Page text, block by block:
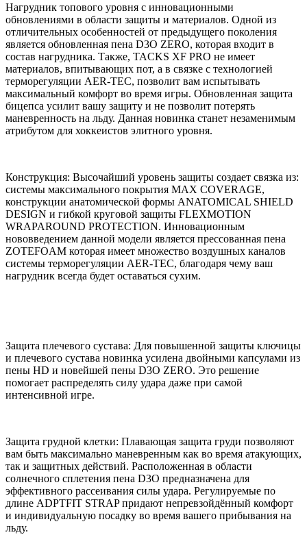
Нагрудник топового уровня с инновационными
обновлениями в области защиты и материалов. Одной из
отличительных особенностей от предыдущего поколения
является обновленная пена D3O ZERO, которая входит в
состав нагрудника. Также, TACKS XF PRO не имеет
материалов, впитывающих пот, а в связке с технологией
терморегуляции AER-TEC, позволит вам испытывать
максимальный комфорт во время игры. Обновленная защита
бицепса усилит вашу защиту и не позволит потерять
маневренность на льду. Данная новинка станет незаменимым
атрибутом для хоккеистов элитного уровня.
Конструкция: Высочайший уровень защиты создает связка из:
системы максимального покрытия MAX COVERAGE,
конструкции анатомической формы ANATOMICAL SHIELD
DESIGN и гибкой круговой защиты FLEXMOTION
WRAPAROUND PROTECTION. Инновационным
нововведением данной модели является прессованная пена
ZOTEFOAM которая имеет множество воздушных каналов
системы терморегуляции AER-TEC, благодаря чему ваш
нагрудник всегда будет оставаться сухим.
Защита плечевого сустава: Для повышенной защиты ключицы
и плечевого сустава новинка усилена двойными капсулами из
пены HD и новейшей пены D3O ZERO. Это решение
помогает распределять силу удара даже при самой
интенсивной игре.
Защита грудной клетки: Плавающая защита груди позволяют
вам быть максимально маневренным как во время атакующих,
так и защитных действий. Расположенная в области
солнечного сплетения пена D3O предназначена для
эффективного рассеивания силы удара. Регулируемые по
длине ADPTFIT STRAP придают непревзойдённый комфорт
и индивидуальную посадку во время вашего прибывания на
льду.